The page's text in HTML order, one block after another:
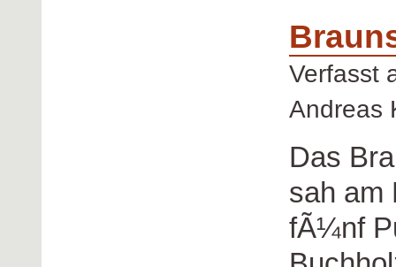
Verfasst
Andreas
Das
sah am
fÃ¼nf